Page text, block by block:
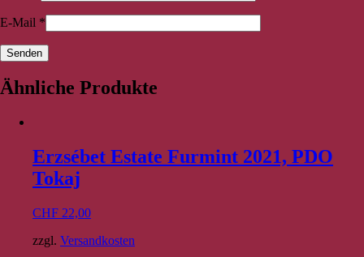
E-Mail *
Ähnliche Produkte
Erzsébet Estate Furmint 2021, PDO
Tokaj
CHF 22,00
zzgl. Versandkosten